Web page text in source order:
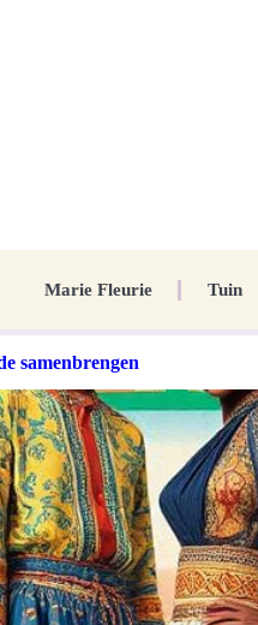
Marie Fleurie Tuin
samenbrengen